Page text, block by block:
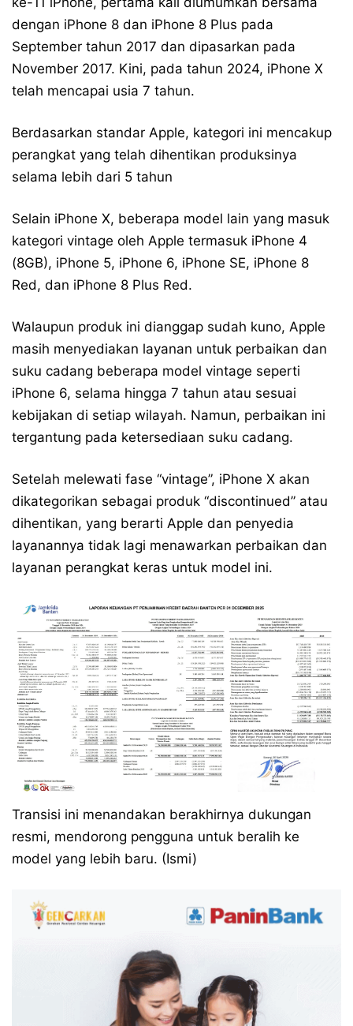
dengan iPhone 8 dan iPhone 8 Plus pada
September tahun 2017 dan dipasarkan pada
November 2017. Kini, pada tahun 2024, iPhone X
telah mencapai usia 7 tahun.
Berdasarkan standar Apple, kategori ini mencakup
perangkat yang telah dihentikan produksinya
selama lebih dari 5 tahun
Selain iPhone X, beberapa model lain yang masuk
kategori vintage oleh Apple termasuk iPhone 4
(8GB), iPhone 5, iPhone 6, iPhone SE, iPhone 8
Red, dan iPhone 8 Plus Red.
Walaupun produk ini dianggap sudah kuno, Apple
masih menyediakan layanan untuk perbaikan dan
suku cadang beberapa model vintage seperti
iPhone 6, selama hingga 7 tahun atau sesuai
kebijakan di setiap wilayah. Namun, perbaikan ini
tergantung pada ketersediaan suku cadang.
Setelah melewati fase “vintage”, iPhone X akan
dikategorikan sebagai produk “discontinued” atau
dihentikan, yang berarti Apple dan penyedia
layanannya tidak lagi menawarkan perbaikan dan
layanan perangkat keras untuk model ini.
Transisi ini menandakan berakhirnya dukungan
resmi, mendorong pengguna untuk beralih ke
model yang lebih baru. (Ismi)